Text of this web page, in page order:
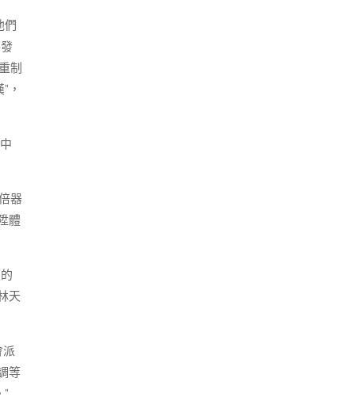
們
制
，
器
體
天
派
等